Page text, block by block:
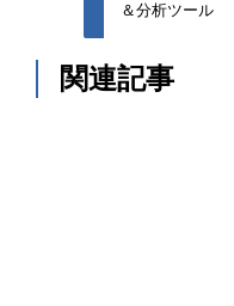
＆分析ツール
関連記事